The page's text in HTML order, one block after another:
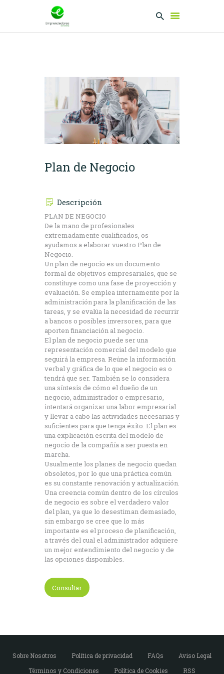
PRESENTA TU
PROYECTO
SERVICIOS
CLUB
EMPRENDEDORES
Plan de Negocio
Descripción
PLAN DE NEGOCIO
De la mano de profesionales
extremadamente cualificados, os
ayudamos a elaborar vuestro Plan de
Negocio.
Un plan de negocio es un documento
formal de objetivos empresariales, que se
constituye como una fase de proyección y
evaluación. Se emplea internamente por la
administración para la planificación de las
tareas, y se evalúa la necesidad de recurrir
a bancos o posibles inversores, para que
aporten financiación al negocio.
El plan de negocio puede ser una
representación comercial del modelo que
seguirá la empresa. Reúne la información
verbal y gráfica de lo que el negocio es o
tendrá que ser. También se lo considera
una síntesis de cómo el dueño de un
negocio, administrador o empresario,
intentará organizar una labor empresarial
y llevar a cabo las actividades necesarias y
suficientes para que tenga éxito. El plan es
una explicación escrita del modelo de
negocio de la compañía a ser puesta en
marcha.
Usualmente los planes de negocio quedan
obsoletos, por lo que una práctica común
es su constante renovación y actualización.
Una creencia común dentro de los círculos
de negocio es sobre el verdadero valor
del plan, ya que lo desestiman demasiado,
sin embargo se cree que lo más
importante es el proceso de planificación,
a través del cual el administrador adquiere
un mejor entendimiento del negocio y de
las opciones disponibles.
Consultar
Sobre Nosotros Política de privacidad FAQs
Aviso Legal
Términos y Condiciones
Política de Cookies RSS